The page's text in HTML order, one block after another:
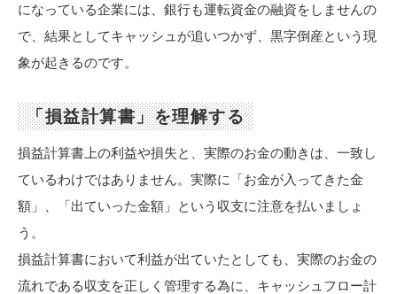
になっている企業には、銀行も運転資金の融資をしませんの
で、結果としてキャッシュが追いつかず、黒字倒産という現
象が起きるのです。
「損益計算書」を理解する
損益計算書上の利益や損失と、実際のお金の動きは、一致し
ているわけではありません。実際に「お金が入ってきた金
額」、「出ていった金額」という収支に注意を払いましょ
う。
損益計算書において利益が出ていたとしても、実際のお金の
流れである収支を正しく管理する為に、キャッシュフロー計